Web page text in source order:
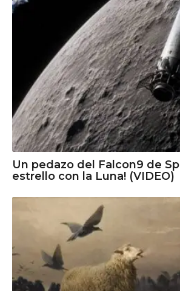
Un pedazo del Falcon9 de
estrello con la Luna! (VIDEO)